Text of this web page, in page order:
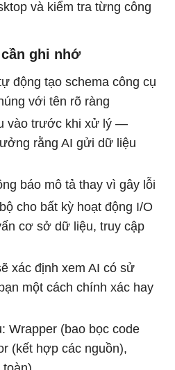
và kiểm tra từng công
ghi nhớ
động tạo schema công cụ
với tên rõ ràng
vào trước khi xử lý —
rằng AI gửi dữ liệu
báo mô tả thay vì gây lỗi
cho bất kỳ hoạt động I/O
cơ sở dữ liệu, truy cập
xác định xem AI có sử
một cách chính xác hay
Wrapper (bao bọc code
(kết hợp các nguồn),